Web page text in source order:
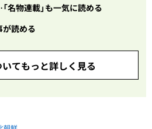
名物連載」も一気に読める
読める
てもっと詳しく見る